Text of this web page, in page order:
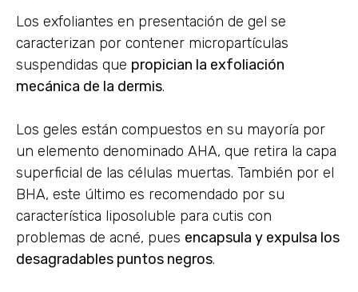
Los exfoliantes en presentación de gel se
caracterizan por contener micropartículas
suspendidas que propician la exfoliación
mecánica de la dermis.
Los geles están compuestos en su mayoría por
un elemento denominado AHA, que retira la capa
superficial de las células muertas. También por el
BHA, este último es recomendado por su
característica liposoluble para cutis con
problemas de acné, pues encapsula y expulsa los
desagradables puntos negros.